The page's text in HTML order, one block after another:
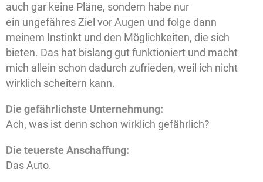
auch gar keine Pläne, sondern habe nur
ein ungefähres Ziel vor Augen und folge dann
meinem Instinkt und den Möglichkeiten, die sich
bieten. Das hat bislang gut funktioniert und macht
mich allein schon dadurch zufrieden, weil ich nicht
wirklich scheitern kann.
Die gefährlichste Unternehmung:
Ach, was ist denn schon wirklich gefährlich?
Die teuerste Anschaffung:
Das Auto.